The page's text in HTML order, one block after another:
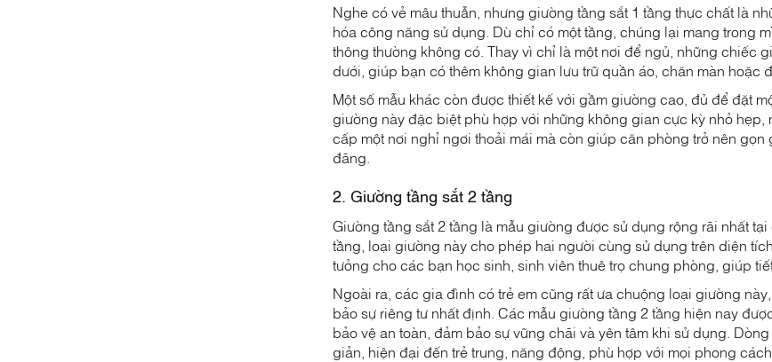
Nghe có vẻ mâu thuẫn, nhưng giường tầng sắt 1 tầng thực chất là
hóa công năng sử dụng. Dù chỉ có một tầng, chúng lại mang trong
thông thường không có. Thay vì chỉ là một nơi để ngủ, những chiếc
dưới, giúp bạn có thêm không gian lưu trữ quần áo, chăn màn hoặc
Một số mẫu khác còn được thiết kế với gầm giường cao, đủ để đặt
giường này đặc biệt phù hợp với những không gian cực kỳ nhỏ
cấp một nơi nghỉ ngơi thoải mái mà còn giúp căn phòng trở nên
đãng.
2. Giường tầng sắt 2 tầng
Giường tầng sắt 2 tầng là mẫu giường được sử dụng rộng rãi nhất
tầng, loại giường này cho phép hai người cùng sử dụng trên diện
tưởng cho các bạn học sinh, sinh viên thuê trọ chung phòng, giúp
Ngoài ra, các gia đình có trẻ em cũng rất ưa chuộng loại giường
bảo sự riêng tư nhất định. Các mẫu giường tầng 2 tầng hiện nay
bảo vệ an toàn, đảm bảo sự vững chãi và yên tâm khi sử dụng.
giản, hiện đại đến trẻ trung, năng động, phù hợp với mọi phong cách